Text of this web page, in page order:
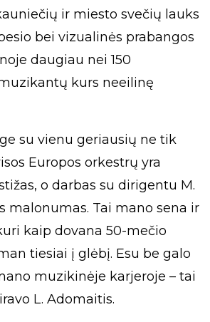
ir miesto svečių lauks
bei vizualinės prabangos
daugiau nei 150
kurs neeilinę
su vienu geriausių ne tik
Europos orkestrų yra
o darbas su dirigentu M.
malonumas. Tai mano sena ir
kaip dovana 50-mečio
tiesiai į glėbį. Esu be galo
muzikinėje karjeroje – tai
L. Adomaitis.